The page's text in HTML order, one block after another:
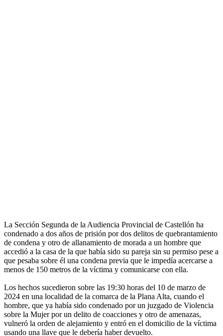
La Sección Segunda de la Audiencia Provincial de Castellón ha
condenado a dos años de prisión por dos delitos de quebrantamiento
de condena y otro de allanamiento de morada a un hombre que
accedió a la casa de la que había sido su pareja sin su permiso pese a
que pesaba sobre él una condena previa que le impedía acercarse a
menos de 150 metros de la víctima y comunicarse con ella.
Los hechos sucedieron sobre las 19:30 horas del 10 de marzo de
2024 en una localidad de la comarca de la Plana Alta, cuando el
hombre, que ya había sido condenado por un juzgado de Violencia
sobre la Mujer por un delito de coacciones y otro de amenazas,
vulneró la orden de alejamiento y entró en el domicilio de la víctima
usando una llave que le debería haber devuelto.